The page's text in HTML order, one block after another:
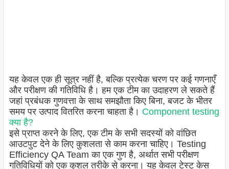
यह केवल एक ही सूत्र नहीं है, बल्कि प्रत्येक चरण पर कई गणनाएँ
और परीक्षण की गतिविधि है। हम एक टीम का उदाहरण ले सकते हैं
जहां प्रबंधक गुणवत्ता के साथ समझौता किए बिना, बजट के भीतर
समय पर उत्पाद वितरित करना चाहता है। Component testing
क्या है?
इसे प्राप्त करने के लिए, एक टीम के सभी सदस्यों को वांछित
आउटपुट देने के लिए कुशलता से काम करना चाहिए। Testing
Efficiency QA Team का एक गुण है, अर्थात सभी परीक्षण
गतिविधियों को एक कुशल तरीके से करना। यह केवल टेस्ट केस